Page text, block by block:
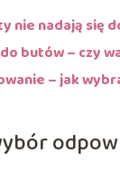
nie nadają się
butów – czy
– jak